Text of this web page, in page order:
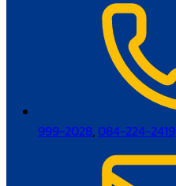
999-2028,084-224-2419